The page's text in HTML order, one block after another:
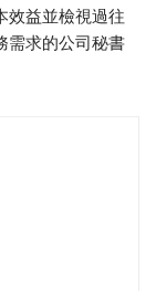
效益並檢視過往
需求的公司秘書